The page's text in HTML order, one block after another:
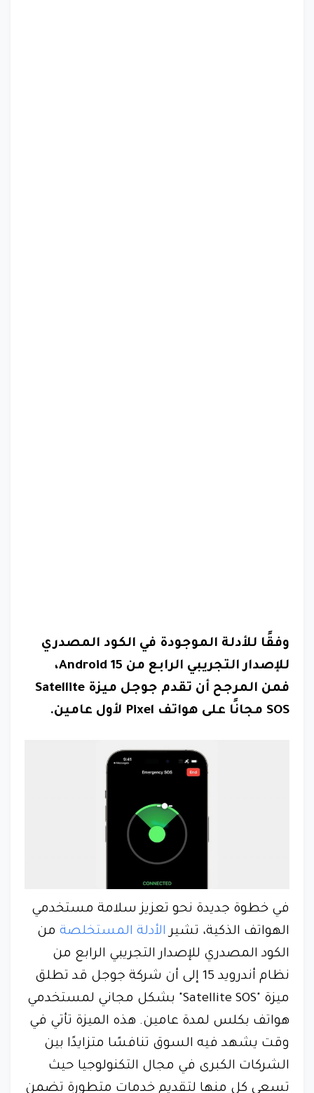
وفقًا للأدلة الموجودة في الكود المصدري
للإصدار التجريبي الرابع من Android 15،
فمن المرجح أن تقدم جوجل ميزة Satellite
SOS مجانًا على هواتف Pixel لأول عامين.
في خطوة جديدة نحو تعزيز سلامة مستخدمي
الهواتف الذكية، تشير الأدلة المستخلصة من
الكود المصدري للإصدار التجريبي الرابع من
نظام أندرويد 15 إلى أن شركة جوجل قد تطلق
ميزة "Satellite SOS" بشكل مجاني لمستخدمي
هواتف بكلس لمدة عامين. هذه الميزة تأتي في
وقت يشهد فيه السوق تنافسًا متزايدًا بين
الشركات الكبرى في مجال التكنولوجيا حيث
تسعى كل منها لتقديم خدمات متطورة تضمن